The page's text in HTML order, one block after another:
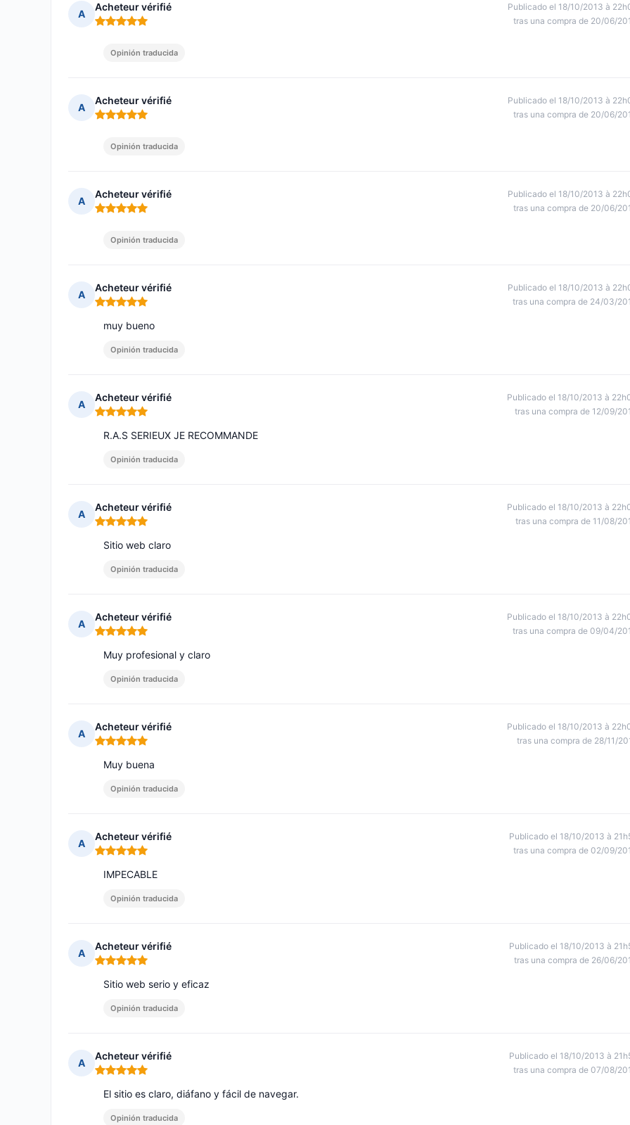
A
Acheteur vérifié
Nota: 5 de 5
Publicado el 18/10/2013 à
tras una compra de 20/06/
Opinión traducida
A
Acheteur vérifié
Nota: 5 de 5
Publicado el 18/10/2013 à
tras una compra de 20/06/
Opinión traducida
A
Acheteur vérifié
Nota: 5 de 5
Publicado el 18/10/2013 à
tras una compra de 20/06/
Opinión traducida
A
Acheteur vérifié
Nota: 5 de 5
Publicado el 18/10/2013 à
tras una compra de 24/03/
muy bueno
Opinión traducida
A
Acheteur vérifié
Nota: 5 de 5
Publicado el 18/10/2013 à
tras una compra de 12/09/
R.A.S SERIEUX JE RECOMMANDE
Opinión traducida
A
Acheteur vérifié
Nota: 5 de 5
Publicado el 18/10/2013 à
tras una compra de 11/08/
Sitio web claro
Opinión traducida
A
Acheteur vérifié
Nota: 5 de 5
Publicado el 18/10/2013 à
tras una compra de 09/04/
Muy profesional y claro
Opinión traducida
A
Acheteur vérifié
Nota: 5 de 5
Publicado el 18/10/2013 à
tras una compra de 28/11/
Muy buena
Opinión traducida
A
Acheteur vérifié
Nota: 5 de 5
Publicado el 18/10/2013 à
tras una compra de 02/09/
IMPECABLE
Opinión traducida
A
Acheteur vérifié
Nota: 5 de 5
Publicado el 18/10/2013 à
tras una compra de 26/06/
Sitio web serio y eficaz
Opinión traducida
A
Acheteur vérifié
Nota: 5 de 5
Publicado el 18/10/2013 à
tras una compra de 07/08/
El sitio es claro, diáfano y fácil de navegar.
Opinión traducida